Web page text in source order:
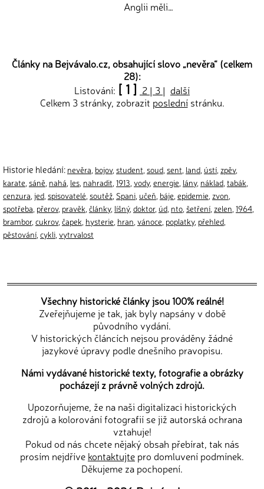
Anglii měli…
Články na Bejvávalo.cz, obsahující slovo „nevěra“ (celkem
28):
Listování: [ 1 ] 2 | 3 | další
Celkem 3 stránky, zobrazit poslednístránku.
Historie hledání: nevěra bojov, student soud sent land ústí zpěv,
karate sáně nahá les nahradit 1913 vody, energie lány, náklad tabák
cenzura jed spisovatelé soutěž Spani učeň báje epidemie zvon
spotřeba přerov, pravěk články, líšný, doktor, úd nto šetření zelen 1964
brambor, cukrov, čapek hysterie hran vánoce poplatky, přehled
pěstování cykli vytrvalost
Všechny historické články jsou 100% reálné!
Zveřejňujeme je tak, jak byly napsány v době
původního vydání.
V historických článcích nejsou prováděny žádné
jazykové úpravy podle dnešního pravopisu.
Námi vydávané historické texty, fotografie a obrázky
pocházejí z právně volných zdrojů.
Upozorňujeme, že na naši digitalizaci historických
zdrojů a kolorování fotografií se již autorská ochrana
vztahuje!
Pokud od nás chcete nějaký obsah přebírat, tak nás
prosím nejdříve kontaktujte pro domluvení podmínek.
Děkujeme za pochopení.